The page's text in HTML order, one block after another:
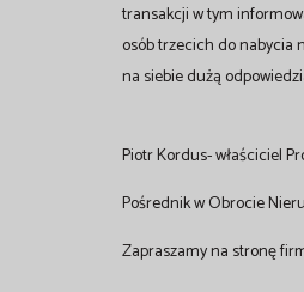
transakcji w tym
osób trzecich do nabycia
na siebie dużą
Piotr Kordus- właściciel
Pośrednik w Obrocie
Zapraszamy na stronę